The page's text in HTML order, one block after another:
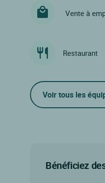
Vente à
Restaurant
Voir tous les
Bénéficiez